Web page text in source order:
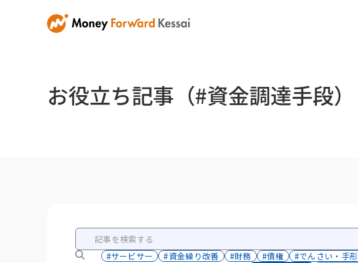
お役立ち記事（#資金調達手段）
#サービサー #資金繰り改善 #財務 #債権 #でんさい・手形